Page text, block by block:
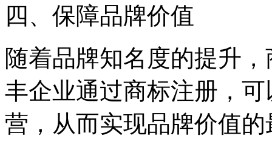
四、保障品牌价值
随着品牌知名度的提升
丰企业通过商标注册，
营，从而实现品牌价值